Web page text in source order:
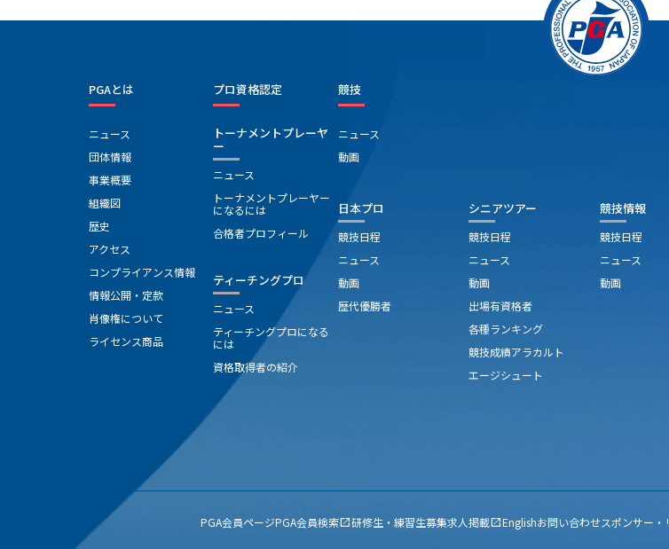
PGAとは
ニュース
団体情報
事業概要
組織図
歴史
アクセス
コンプライアンス情報
情報公開・定款
肖像権について
ライセンス商品
プロ資格認定
トーナメントプレーヤ
ー
ニュース
トーナメントプレーヤー
になるには
合格者プロフィール
ティーチングプロ
ニュース
ティーチングプロになる
には
資格取得者の紹介
競技
ニュース
動画
日本プロ
競技日程
ニュース
動画
歴代優勝者
シニアツアー
競技日程
ニュース
動画
出場有資格者
各種ランキング
競技成績アラカルト
エージシュート
競技情報
競技日程
ニュース
動画
PGA会員ページPGA会員検索open_in_new研修生・練習生募集求人掲載open_in_newEnglishお問い合わせスポンサー・